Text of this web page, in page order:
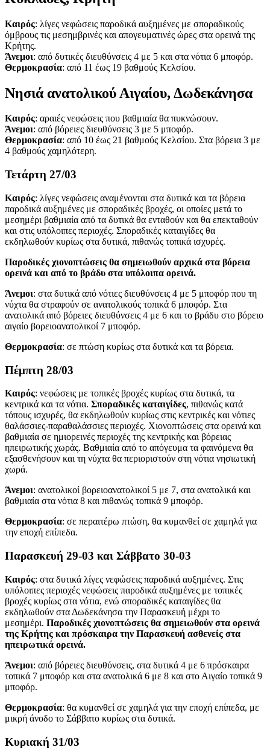
Καιρός: λίγες νεφώσεις παροδικά αυξημένες με σποραδικούς
όμβρους τις μεσημβρινές και απογευματινές ώρες στα ορεινά της
Κρήτης.
Άνεμοι: από δυτικές διευθύνσεις 4 με 5 και στα νότια 6 μποφόρ.
Θερμοκρασία: από 11 έως 19 βαθμούς Κελσίου.
Νησιά ανατολικού Αιγαίου, Δωδεκάνησα
Καιρός: αραιές νεφώσεις που βαθμιαία θα πυκνώσουν.
Άνεμοι: από βόρειες διευθύνσεις 3 με 5 μποφόρ.
Θερμοκρασία: από 10 έως 21 βαθμούς Κελσίου. Στα βόρεια 3 με
4 βαθμούς χαμηλότερη.
Τετάρτη 27/03
Καιρός: λίγες νεφώσεις αναμένονται στα δυτικά και τα βόρεια
παροδικά αυξημένες με σποραδικές βροχές, οι οποίες μετά το
μεσημέρι βαθμιαία από τα δυτικά θα ενταθούν και θα επεκταθούν
και στις υπόλοιπες περιοχές. Σποραδικές καταιγίδες θα
εκδηλωθούν κυρίως στα δυτικά, πιθανώς τοπικά ισχυρές.
Παροδικές χιονοπτώσεις θα σημειωθούν αρχικά στα βόρεια
ορεινά και από το βράδυ στα υπόλοιπα ορεινά.
Άνεμοι: στα δυτικά από νότιες διευθύνσεις 4 με 5 μποφόρ που τη
νύχτα θα στραφούν σε ανατολικούς τοπικά 6 μποφόρ. Στα
ανατολικά από βόρειες διευθύνσεις 4 με 6 και το βράδυ στο βόρειο
αιγαίο βορειοανατολικοί 7 μποφόρ.
Θερμοκρασία: σε πτώση κυρίως στα δυτικά και τα βόρεια.
Πέμπτη 28/03
Καιρός: νεφώσεις με τοπικές βροχές κυρίως στα δυτικά, τα
κεντρικά και τα νότια. Σποραδικές καταιγίδες, πιθανώς κατά
τόπους ισχυρές, θα εκδηλωθούν κυρίως στις κεντρικές και νότιες
θαλάσσιες-παραθαλάσσιες περιοχές. Χιονοπτώσεις στα ορεινά και
βαθμιαία σε ημιορεινές περιοχές της κεντρικής και βόρειας
ηπειρωτικής χωράς. Βαθμιαία από το απόγευμα τα φαινόμενα θα
εξασθενήσουν και τη νύχτα θα περιοριστούν στη νότια νησιωτική
χωρά.
Άνεμοι: ανατολικοί βορειοανατολικοί 5 με 7, στα ανατολικά και
βαθμιαία στα νότια 8 και πιθανώς τοπικά 9 μποφόρ.
Θερμοκρασία: σε περαιτέρω πτώση, θα κυμανθεί σε χαμηλά για
την εποχή επίπεδα.
Παρασκευή 29-03 και Σάββατο 30-03
Καιρός: στα δυτικά λίγες νεφώσεις παροδικά αυξημένες. Στις
υπόλοιπες περιοχές νεφώσεις παροδικά αυξημένες με τοπικές
βροχές κυρίως στα νότια, ενώ σποραδικές καταιγίδες θα
εκδηλωθούν στα Δωδεκάνησα την Παρασκευή μέχρι το
μεσημέρι. Παροδικές χιονοπτώσεις θα σημειωθούν στα ορεινά
της Κρήτης και πρόσκαιρα την Παρασκευή ασθενείς στα
ηπειρωτικά ορεινά.
Άνεμοι: από βόρειες διευθύνσεις, στα δυτικά 4 με 6 πρόσκαιρα
τοπικά 7 μποφόρ και στα ανατολικά 6 με 8 και στο Αιγαίο τοπικά 9
μποφόρ.
Θερμοκρασία: θα κυμανθεί σε χαμηλά για την εποχή επίπεδα, με
μικρή άνοδο το Σάββατο κυρίως στα δυτικά.
Κυριακή 31/03